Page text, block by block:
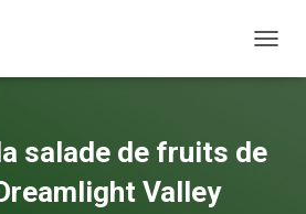
salade de fruits de
Valley